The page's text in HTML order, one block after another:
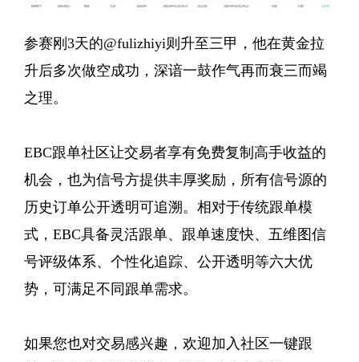
参赛刚3天的@fulizhiyi则升至三甲，他在黄金拉
升后多次做空成功，深谙一鼓作气再而衰三而竭
之理。
EBC跟单社区让交易者享有免费复制高手收益的
机会，也为信号方提供丰厚奖励，所有信号源的
历史订单公开透明可追溯。相对于传统跟单模
式，EBC具备灵活跟单、跟单速度快、五维图信
号评级体系、个性化追踪、公开透明等六大优
势，可满足不同跟单需求。
如果您也对交易感兴趣，欢迎加入社区一键跟